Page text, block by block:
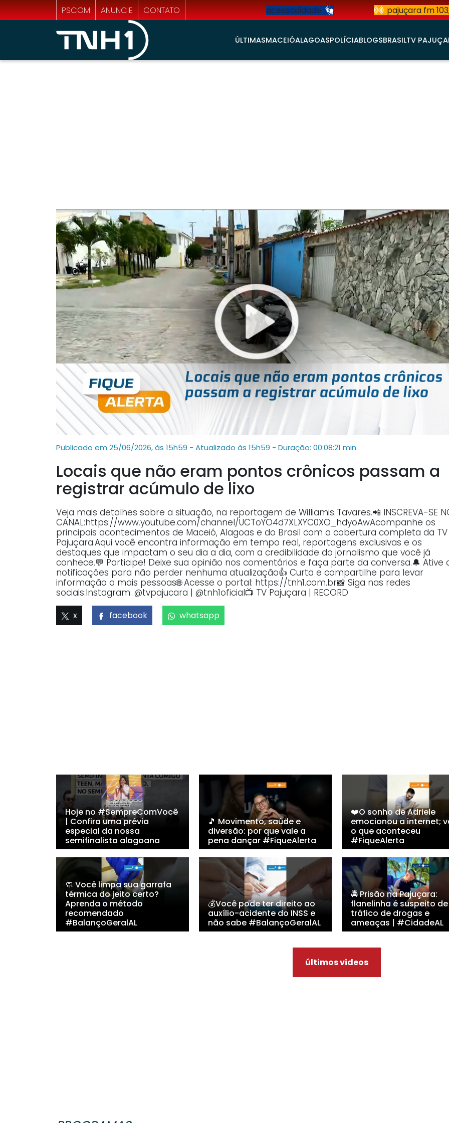
PSCOM ANUNCIE CONTATO acessibilidade pajuçara fm
ÚLTIMASMACEIÓALAGOASPOLÍCIABLOGSBRASILTV
Publicado em 25/06/2026, às 15h59 - Atualizado às 15h59 - Duração: 00:08:21 min.
Locais que não eram pontos crônicos passam a
registrar acúmulo de lixo
Veja mais detalhes sobre a situação, na reportagem de Williamis Tavares.📲 INSCREVA-SE
CANAL:https://www.youtube.com/channel/UCToYO4d7XLXYC0XO_hdyoAwAcompanhe os
principais acontecimentos de Maceió, Alagoas e do Brasil com a cobertura completa da TV
Pajuçara.Aqui você encontra informação em tempo real, reportagens exclusivas e os
destaques que impactam o seu dia a dia, com a credibilidade do jornalismo que você já
conhece.💬 Participe! Deixe sua opinião nos comentários e faça parte da conversa.🔔 Ative
notificações para não perder nenhuma atualização👍 Curta e compartilhe para levar
informação a mais pessoas🌐 Acesse o portal: https://tnh1.com.br📸 Siga nas redes
sociais:Instagram: @tvpajucara | @tnh1oficial📺 TV Pajuçara | RECORD
x facebook whatsapp
Hoje no #SempreComVocê
| Confira uma prévia
especial da nossa
semifinalista alagoana
🎵 Movimento, saúde e
diversão: por que vale a
pena dançar #FiqueAlerta
❤️O sonho de Adriele
emocionou a internet;
o que aconteceu
#FiqueAlerta
🧼 Você limpa sua garrafa
térmica do jeito certo?
Aprenda o método
recomendado
#BalançoGeralAL
💰Você pode ter direito ao
auxílio-acidente do INSS e
não sabe #BalançoGeralAL
🚔 Prisão na Pajuçara:
flanelinha é suspeito de
tráfico de drogas e
ameaças | #CidadeAL
últimos videos